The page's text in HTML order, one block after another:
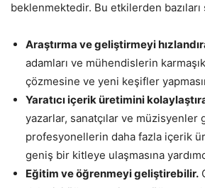
beklenmektedir. Bu etkilerden bazıları
Araştırma ve geliştirmeyi
adamları ve mühendislerin
çözmesine ve yeni keşifler
Yaratıcı içerik üretimini
yazarlar, sanatçılar ve müzisyenler
profesyonellerin daha fazla içerik
geniş bir kitleye ulaşmasına
Eğitim ve öğrenmeyi geliştirebilir.